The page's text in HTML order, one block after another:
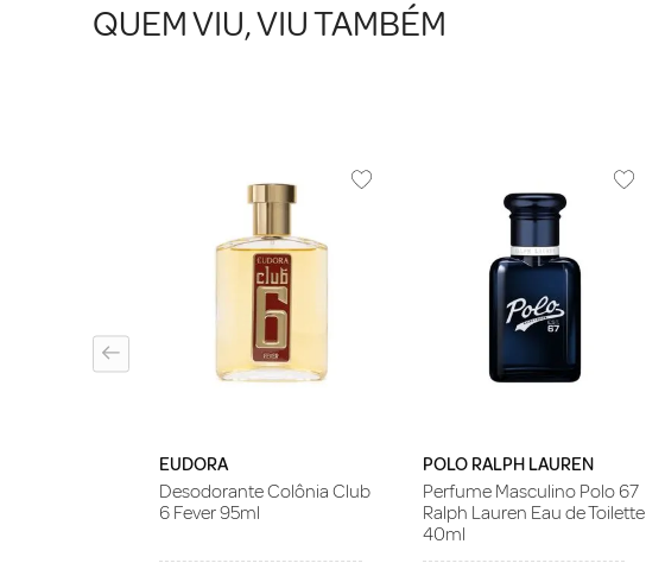
QUEM VIU, VIU TAMBÉM
EUDORA
Desodorante Colônia Club
6 Fever 95ml
POLO RALPH LAUREN
Perfume Masculino Polo 67
Ralph Lauren Eau de Toilette
40ml